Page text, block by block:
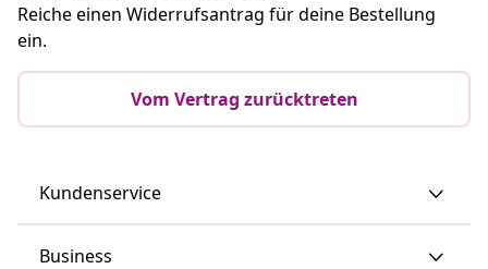
Reiche einen Widerrufsantrag für deine Bestellung
ein.
Vom Vertrag zurücktreten
Kundenservice
Business